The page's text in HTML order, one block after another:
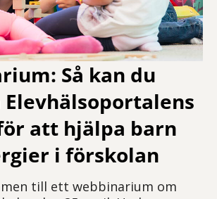
Så kan du
Elevhälsoportalens
att hjälpa barn
i förskolan
till ett webbinarium om